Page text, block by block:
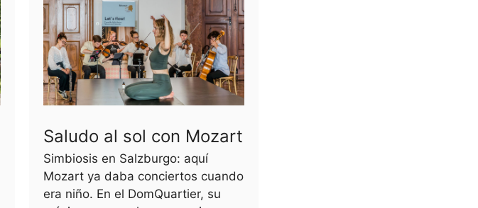
Saludo al sol con Mozart
Simbiosis en Salzburgo: aquí
Mozart ya daba conciertos cuando
era niño. En el DomQuartier, su